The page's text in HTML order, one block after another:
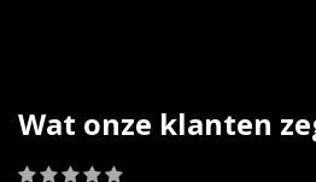
Wat onze klanten